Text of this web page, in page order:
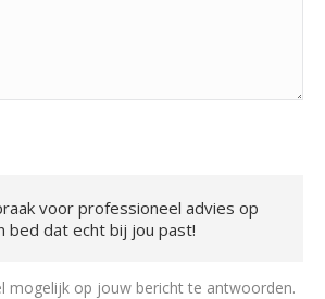
voor professioneel advies op
bed dat echt bij jou past!
mogelijk op jouw bericht te antwoorden.